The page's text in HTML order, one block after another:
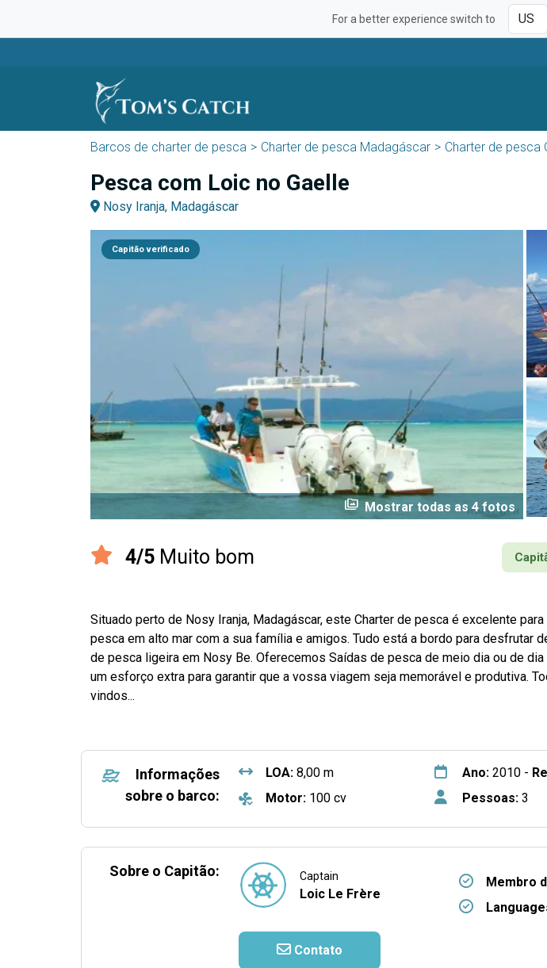
For a better experience switch to
Barcos de charter de pesca Charter de pesca Madagáscar Charter de pesca
Pesca com Loic no Gaelle
Nosy Iranja, Madagáscar
Capitão verificado
perm_media Mostrar todas as 4 fotos
4/5 Muito bom
Situado perto de Nosy Iranja, Madagáscar, este Charter de pesca é excelente
pesca em alto mar com a sua família e amigos. Tudo está a bordo para desfrutar
de pesca ligeira em Nosy Be. Oferecemos Saídas de pesca de meio dia ou de
um esforço extra para garantir que a vossa viagem seja memorável e produtiva.
vindos...
Informações
sobre o barco:
LOA:8,00 m
Motor:100 cv
Ano:2010 -
Pessoas:3
Sobre o Capitão: Captain
Loic Le Frère
Contato
Membro